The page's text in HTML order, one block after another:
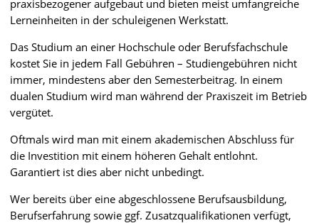
praxisbezogener aufgebaut und bieten meist umfangreiche
Lerneinheiten in der schuleigenen Werkstatt.
Das Studium an einer Hochschule oder Berufsfachschule
kostet Sie in jedem Fall Gebühren – Studiengebühren nicht
immer, mindestens aber den Semesterbeitrag. In einem
dualen Studium wird man während der Praxiszeit im Betrieb
vergütet.
Oftmals wird man mit einem akademischen Abschluss für
die Investition mit einem höheren Gehalt entlohnt.
Garantiert ist dies aber nicht unbedingt.
Wer bereits über eine abgeschlossene Berufsausbildung,
Berufserfahrung sowie ggf. Zusatzqualifikationen verfügt,